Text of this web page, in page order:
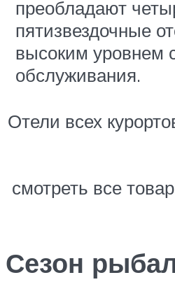
преобладают
пятизвездочные
высоким уровнем
обслуживания.
Отели всех
смотреть все
Сезон